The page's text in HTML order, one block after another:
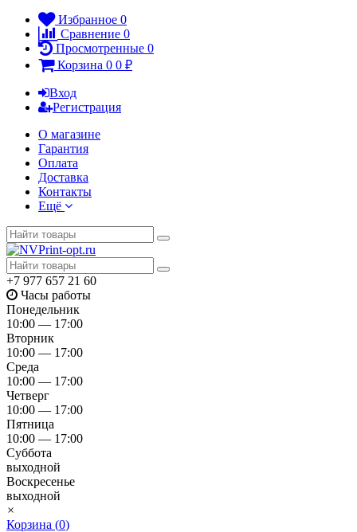
Избранное 0
Сравнение 0
Просмотренные 0
Корзина 0 0 ₽
Вход
Регистрация
О магазине
Гарантия
Оплата
Доставка
Контакты
Ещё
+7 977 657 21 60
Часы работы
Понедельник
10:00 — 17:00
Вторник
10:00 — 17:00
Среда
10:00 — 17:00
Четверг
10:00 — 17:00
Пятница
10:00 — 17:00
Суббота
выходной
Воскресенье
выходной
×
Корзина (0)